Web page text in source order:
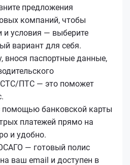
предложения
компаний, чтобы
и условия — выберите
вариант для себя.
внося паспортные данные,
СТС/ПТС — это поможет
помощью банковской карты
платежей прямо на
и удобно.
— готовый полис
ваш email и доступен в